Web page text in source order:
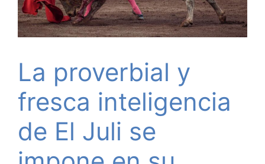
La proverbial y
fresca inteligencia
de El Juli se